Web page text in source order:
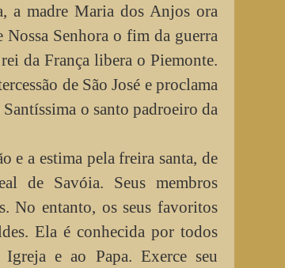
a madre Maria dos Anjos ora
Nossa Senhora o fim da guerra
da França libera o Piemonte.
de São José e proclama
o santo padroeiro da
e a estima pela freira santa, de
de Savóia. Seus membros
No entanto, os seus favoritos
Ela é conhecida por todos
e ao Papa. Exerce seu